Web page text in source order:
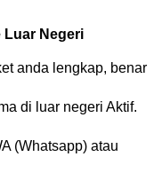
Luar Negeri
anda lengkap, benar
di luar negeri Aktif.
(Whatsapp) atau